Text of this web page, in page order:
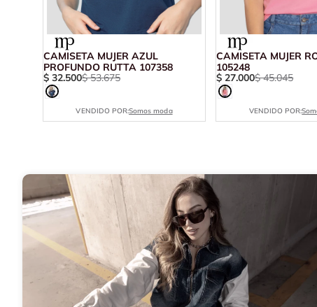
CAMISETA MUJER AZUL
PROFUNDO RUTTA 107358
$ 32.500$ 53.675
VENDIDO POR:Somos moda
CAMISETA MUJER
105248
$ 27.000$ 45.045
VENDIDO POR: